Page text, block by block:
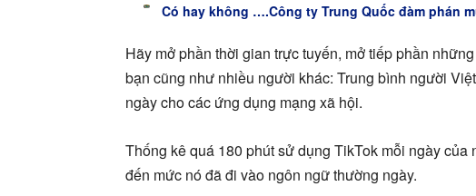
Có hay không ….Công ty Trung Quốc đàm phán
Hãy mở phần thời gian trực tuyến, mở tiếp phần
bạn cũng như nhiều người khác: Trung bình người
ngày cho các ứng dụng mạng xã hội.
Thống kê quá 180 phút sử dụng TikTok mỗi ngày
đến mức nó đã đi vào ngôn ngữ thường ngày.